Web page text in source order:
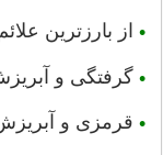
•از بارزترین
•گرفتگی و
•قرمزی و